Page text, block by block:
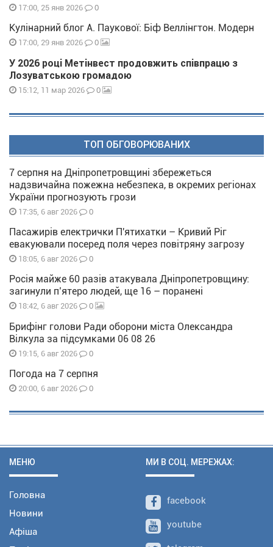
17:00, 25 янв 2026 0
Кулінарний блог А. Паукової: Біф Веллінгтон. Модерн
17:00, 29 янв 2026 0
У 2026 році Метінвест продовжить співпрацю з
Лозуватською громадою
15:12, 11 мар 2026 0
ТОП ОБГОВОРЮВАНИХ
7 серпня на Дніпропетровщині збережеться
надзвичайна пожежна небезпека, в окремих регіонах
України прогнозують грози
17:35, 6 авг 2026 0
Пасажирів електрички П'ятихатки – Кривий Ріг
евакуювали посеред поля через повітряну загрозу
18:05, 6 авг 2026 0
Росія майже 60 разів атакувала Дніпропетровщину:
загинули п’ятеро людей, ще 16 – поранені
18:42, 6 авг 2026 0
Брифінг голови Ради оборони міста Олександра
Вілкула за підсумками 06 08 26
19:15, 6 авг 2026 0
Погода на 7 серпня
20:00, 6 авг 2026 0
МЕНЮ
Головна
Новини
Афіша
МИ В СОЦ. МЕРЕЖАХ:
facebook
youtube